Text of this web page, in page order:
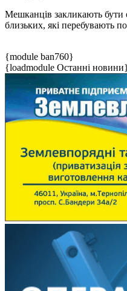
Мешканців закликають
близьких, які перебувають
{module ban760}
{loadmodule Останні